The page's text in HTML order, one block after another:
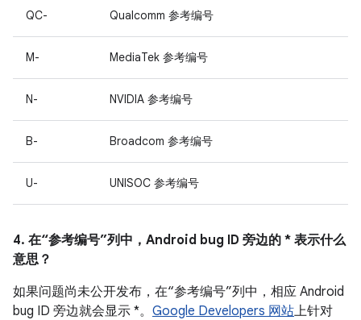
QC- Qualcomm 参考编号
M- MediaTek 参考编号
N- NVIDIA 参考编号
B- Broadcom 参考编号
U- UNISOC 参考编号
4. 在“参考编号”列中，Android bug ID 旁边的 * 表示什么
意思？
如果问题尚未公开发布，在“参考编号”列中，相应 Android
bug ID 旁边就会显示 *。 Google Developers 网站上针对